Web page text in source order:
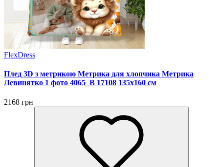
FlexDress
Плед 3D з метрикою Метрика для хлопчика Метрика
Левинятко 1 фото 4065_B 17108 135х160 см
2168 грн